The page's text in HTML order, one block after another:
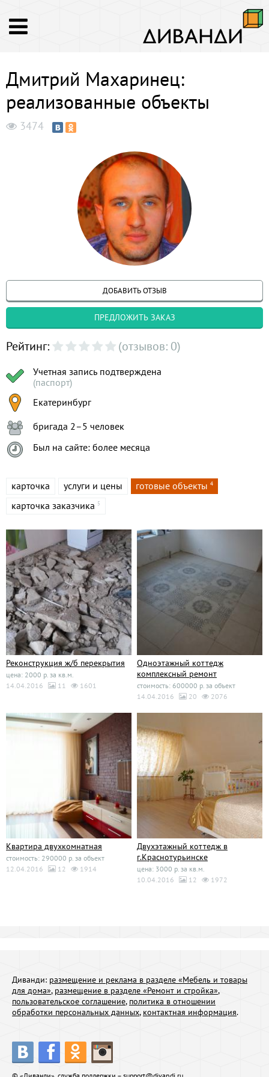
Дмитрий Махаринец:
реализованные объекты
3474
ДОБАВИТЬ ОТЗЫВ
ПРЕДЛОЖИТЬ ЗАКАЗ
Рейтинг: (отзывов: 0)
Учетная запись подтверждена
(паспорт)
Екатеринбург
бригада 2–5 человек
Был на сайте: более месяца
карточка услуги и цены готовые объекты 4
карточка заказчика 5
Реконструкция ж/б перекрытия
цена: 2000 р. за кв.м.
14.04.2016
11 1601
Одноэтажный коттедж
комплексный ремонт
стоимость: 600000 р. за объект
14.04.2016
20 2076
Квартира двухкомнатная
стоимость: 290000 р. за объект
12.04.2016
12 1914
Двухэтажный коттедж в
г.Краснотурьинске
цена: 3000 р. за кв.м.
10.04.2016
12 1972
Диванди: размещение и реклама в разделе «Мебель и товары
для дома», размещение в разделе «Ремонт и стройка»,
пользовательское соглашение, политика в отношении
обработки персональных данных, контактная информация.